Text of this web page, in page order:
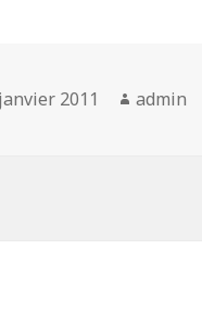
2011 Auteur
admin